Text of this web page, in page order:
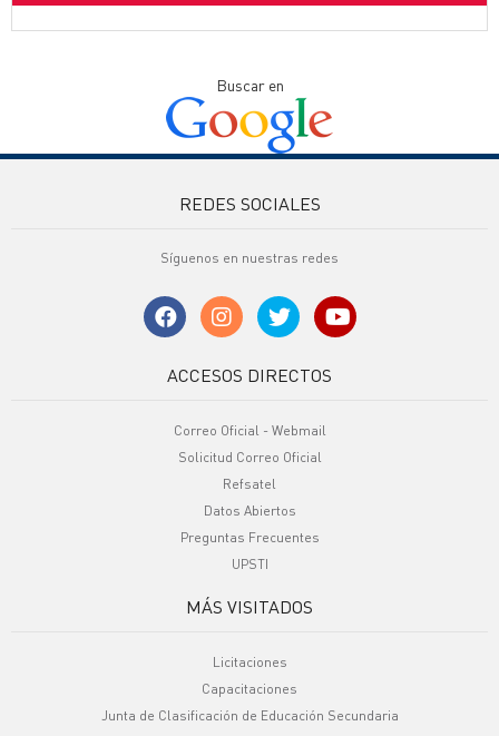
Buscar en
REDES SOCIALES
Síguenos en nuestras redes
ACCESOS DIRECTOS
Correo Oficial - Webmail
Solicitud Correo Oficial
Refsatel
Datos Abiertos
Preguntas Frecuentes
UPSTI
MÁS VISITADOS
Licitaciones
Capacitaciones
Junta de Clasificación de Educación Secundaria